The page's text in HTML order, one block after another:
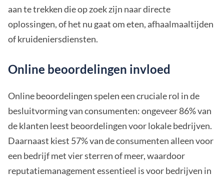
aan te trekken die op zoek zijn naar directe
oplossingen, of het nu gaat om eten, afhaalmaaltijden
of kruideniersdiensten.
Online beoordelingen invloed
Online beoordelingen spelen een cruciale rol in de
besluitvorming van consumenten: ongeveer 86% van
de klanten leest beoordelingen voor lokale bedrijven.
Daarnaast kiest 57% van de consumenten alleen voor
een bedrijf met vier sterren of meer, waardoor
reputatiemanagement essentieel is voor bedrijven in